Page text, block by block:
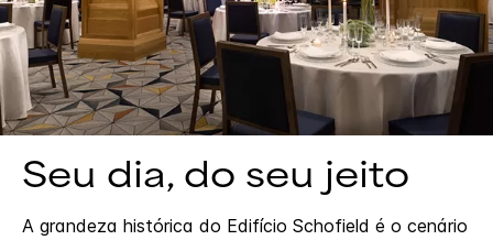
Seu dia, do seu jeito
A grandeza histórica do Edifício Schofield é o cenário